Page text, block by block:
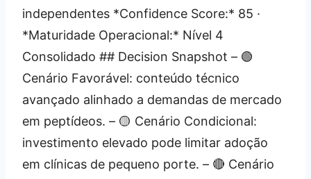
independentes *Confidence Score:* 85 ·
*Maturidade Operacional:* Nível 4
Consolidado ## Decision Snapshot – 🟢
Cenário Favorável: conteúdo técnico
avançado alinhado a demandas de mercado
em peptídeos. – 🟡 Cenário Condicional:
investimento elevado pode limitar adoção
em clínicas de pequeno porte. – 🔴 Cenário